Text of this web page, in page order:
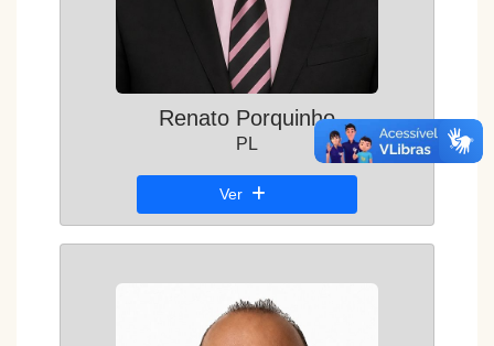
Renato Porquinho
PL
Ver